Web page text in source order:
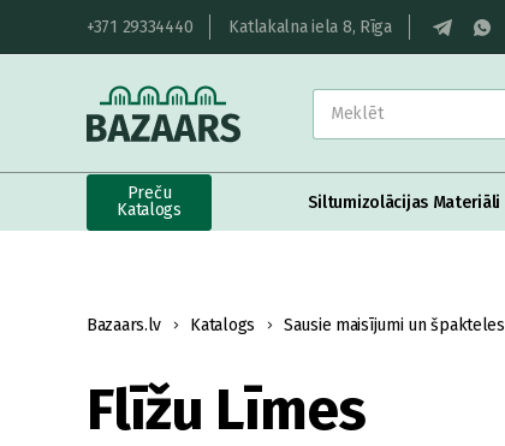
+371 29334440 Katlakalna iela 8, Rīga
Preču
Katalogs
Siltumizolācijas Materiāli
Bazaars.lv Katalogs Sausie maisījumi un špakteles
Flīžu Līmes